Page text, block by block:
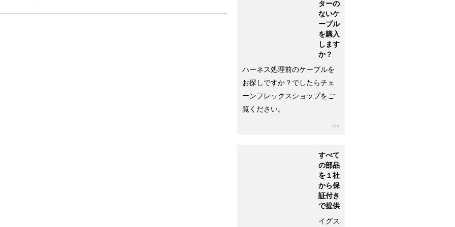
ターの
ないケ
ーブル
を購入
します
か？
ハーネス処理前のケーブルを
お探しですか？でしたらチェ
ーンフレックスショップをご
覧ください。
すべて
の部品
を１社
から保
証付き
で提供
イグス